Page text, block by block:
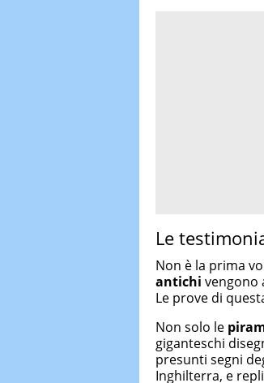
Le
Non è la prima
antichi vengono
Le prove di
Non solo le
giganteschi
presunti segni
Inghilterra, e